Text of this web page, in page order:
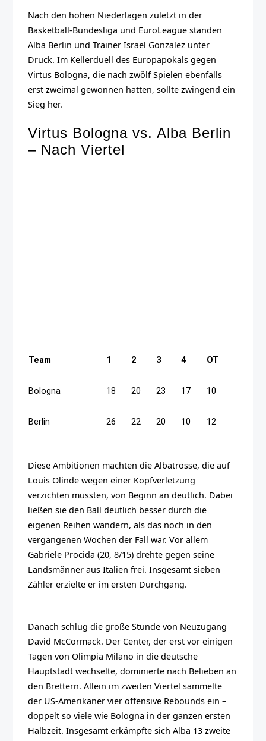
Nach den hohen Niederlagen zuletzt in der
Basketball-Bundesliga und EuroLeague standen
Alba Berlin und Trainer Israel Gonzalez unter
Druck. Im Kellerduell des Europapokals gegen
Virtus Bologna, die nach zwölf Spielen ebenfalls
erst zweimal gewonnen hatten, sollte zwingend ein
Sieg her.
Virtus Bologna vs. Alba Berlin
– Nach Viertel
Team 1 2 3 4 OT
Bologna 18 20 23 17 10
Berlin 26 22 20 10 12
Diese Ambitionen machten die Albatrosse, die auf
Louis Olinde wegen einer Kopfverletzung
verzichten mussten, von Beginn an deutlich. Dabei
ließen sie den Ball deutlich besser durch die
eigenen Reihen wandern, als das noch in den
vergangenen Wochen der Fall war. Vor allem
Gabriele Procida (20, 8/15) drehte gegen seine
Landsmänner aus Italien frei. Insgesamt sieben
Zähler erzielte er im ersten Durchgang.
Danach schlug die große Stunde von Neuzugang
David McCormack. Der Center, der erst vor einigen
Tagen von Olimpia Milano in die deutsche
Hauptstadt wechselte, dominierte nach Belieben an
den Brettern. Allein im zweiten Viertel sammelte
der US-Amerikaner vier offensive Rebounds ein –
doppelt so viele wie Bologna in der ganzen ersten
Halbzeit. Insgesamt erkämpfte sich Alba 13 zweite